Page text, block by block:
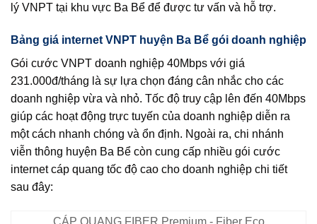
lý VNPT tại khu vực Ba Bể để được tư vấn và hỗ trợ.
Bảng giá internet VNPT huyện Ba Bể gói doanh nghiệp
Gói cước VNPT doanh nghiệp 40Mbps với giá
231.000đ/tháng là sự lựa chọn đáng cân nhắc cho các
doanh nghiệp vừa và nhỏ. Tốc độ truy cập lên đến 40Mbps
giúp các hoạt động trực tuyến của doanh nghiệp diễn ra
một cách nhanh chóng và ổn định. Ngoài ra, chi nhánh
viễn thông huyện Ba Bể còn cung cấp nhiều gói cước
internet cáp quang tốc độ cao cho doanh nghiệp chi tiết
sau đây:
CÁP QUANG FIBER Premium - Fiber Eco